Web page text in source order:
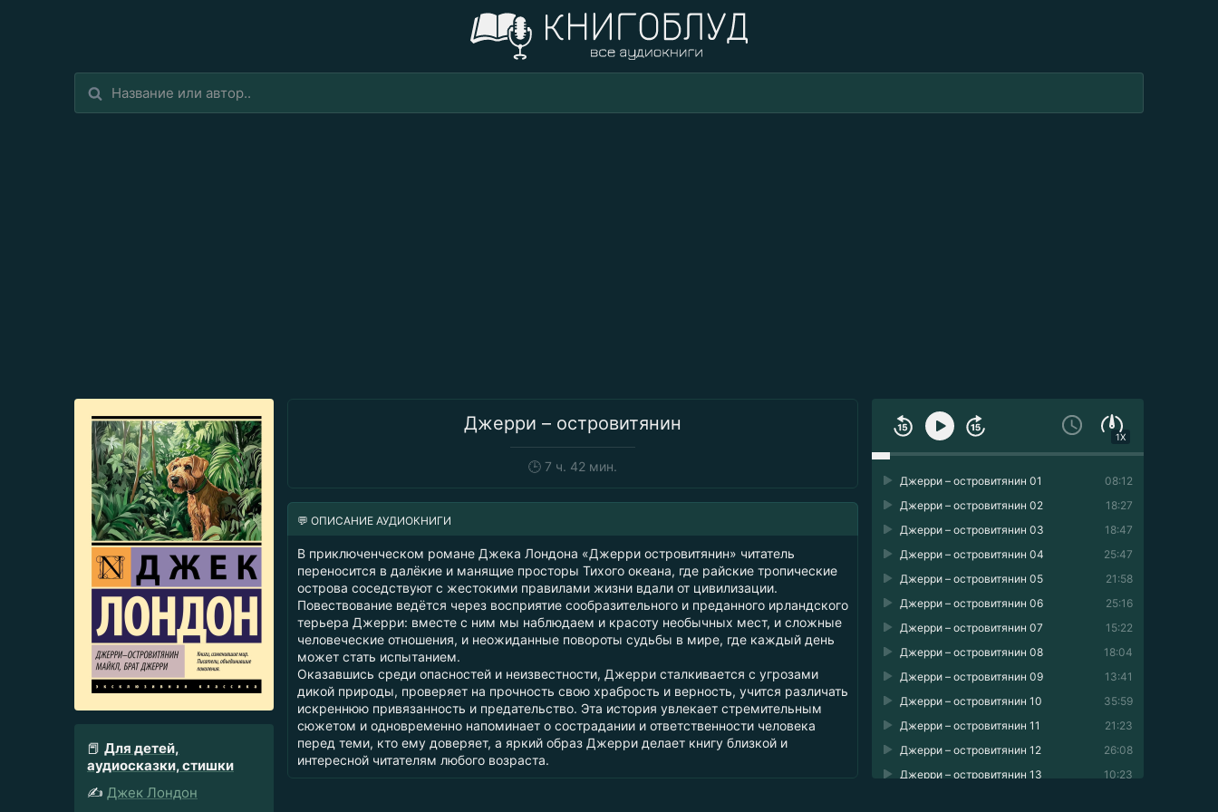
Джерри – островитянин
🕒 7 ч. 42 мин.
📕 Для детей,
аудиосказки, стишки
✍️ Джек Лондон
1X
08:12
Джерри – островитянин 01
18:27
Джерри – островитянин 02
18:47
Джерри – островитянин 03
25:47
Джерри – островитянин 04
21:58
Джерри – островитянин 05
25:16
Джерри – островитянин 06
15:22
Джерри – островитянин 07
18:04
Джерри – островитянин 08
13:41
Джерри – островитянин 09
35:59
Джерри – островитянин 10
21:23
Джерри – островитянин 11
26:08
Джерри – островитянин 12
10:23
Джерри – островитянин 13
💬 ОПИСАНИЕ АУДИОКНИГИ
В приключенческом романе Джека Лондона «Джерри островитянин» читатель
переносится в далёкие и манящие просторы Тихого океана, где райские тропические
острова соседствуют с жестокими правилами жизни вдали от цивилизации.
Повествование ведётся через восприятие сообразительного и преданного ирландского
терьера Джерри: вместе с ним мы наблюдаем и красоту необычных мест, и сложные
человеческие отношения, и неожиданные повороты судьбы в мире, где каждый день
может стать испытанием.
Оказавшись среди опасностей и неизвестности, Джерри сталкивается с угрозами
дикой природы, проверяет на прочность свою храбрость и верность, учится различать
искреннюю привязанность и предательство. Эта история увлекает стремительным
сюжетом и одновременно напоминает о сострадании и ответственности человека
перед теми, кто ему доверяет, а яркий образ Джерри делает книгу близкой и
интересной читателям любого возраста.